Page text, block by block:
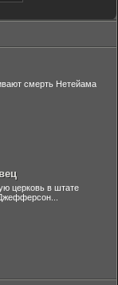
смерть Нетейама
церковь в штате